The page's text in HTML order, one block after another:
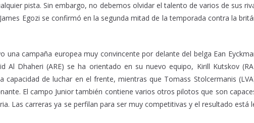
pista. Sin embargo, no debemos olvidar el talento de varios de sus
Egozi se confirmó en la segunda mitad de la temporada contra la
una campaña europea muy convincente por delante del belga Ean
Al Dhaheri (ARE) se ha orientado en su nuevo equipo, Kirill Kutskov
capacidad de luchar en el frente, mientras que Tomass Stolcermanis
El campo Junior también contiene varios otros pilotos que son
Las carreras ya se perfilan para ser muy competitivas y el resultado está